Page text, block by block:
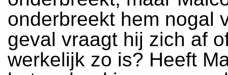
onderbreekt hem nogal
geval vraagt hij zich af
werkelijk zo is? Heeft